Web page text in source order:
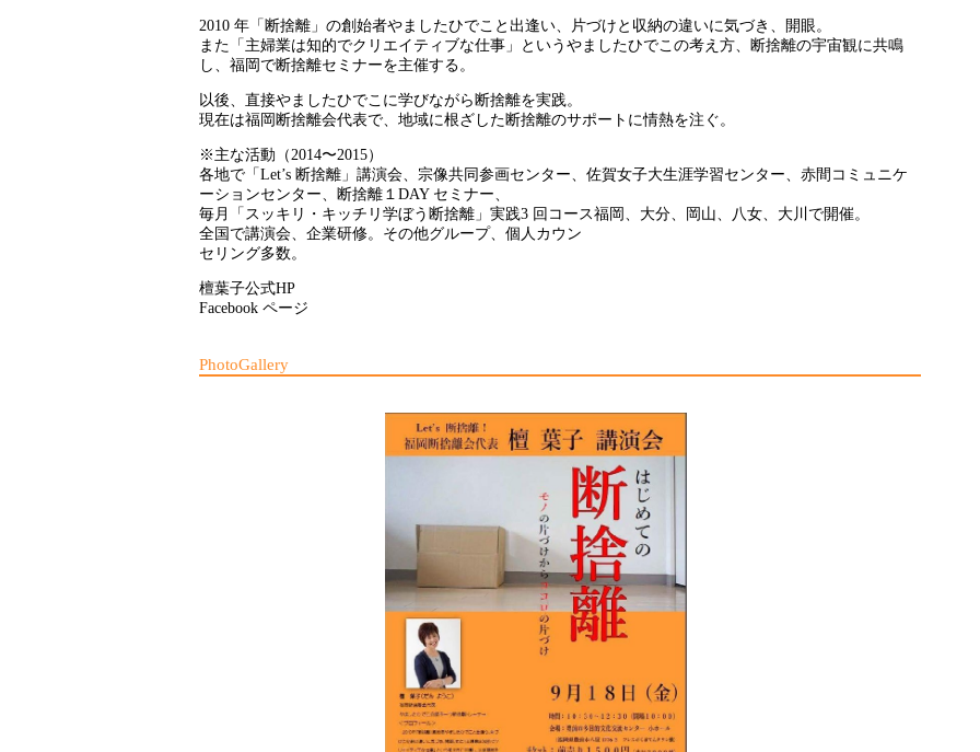
2010 年「断捨離」の創始者やましたひでこと出逢い、片づけと収納の違いに気づき、開眼。
また「主婦業は知的でクリエイティブな仕事」というやましたひでこの考え方、断捨離の宇宙観に共鳴
し、福岡で断捨離セミナーを主催する。
以後、直接やましたひでこに学びながら断捨離を実践。
現在は福岡断捨離会代表で、地域に根ざした断捨離のサポートに情熱を注ぐ。
※主な活動（2014〜2015）
各地で「Let’s 断捨離」講演会、宗像共同参画センター、佐賀女子大生涯学習センター、赤間コミュニケ
ーションセンター、断捨離１DAY セミナー、
毎月「スッキリ・キッチリ学ぼう断捨離」実践3 回コース福岡、大分、岡山、八女、大川で開催。
全国で講演会、企業研修。その他グループ、個人カウン
セリング多数。
檀葉子公式HP
Facebook ページ
PhotoGallery